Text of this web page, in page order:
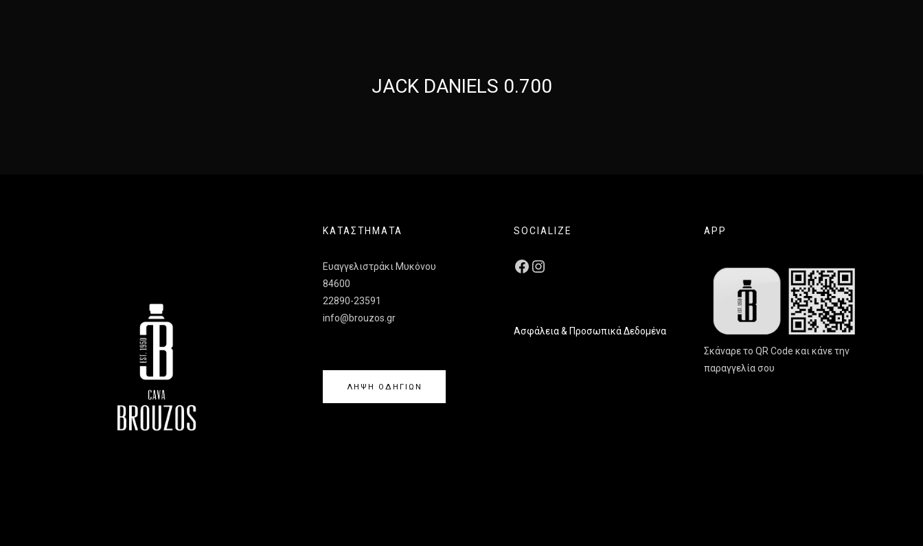
JACK DANIELS 0.700
ΚΑΤΑΣΤΗΜΑΤΑ
Ευαγγελιστράκι Μυκόνου
84600
22890-23591
info@brouzos.gr
ΛΗΨΗ ΟΔΗΓΙΩΝ
SOCIALIZE
Ασφάλεια & Προσωπικά Δεδομένα
APP
Σκάναρε το QR Code και κάνε την
παραγγελία σου